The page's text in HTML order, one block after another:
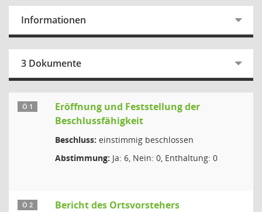
Informationen
3 Dokumente
Ö 1
Eröffnung und Feststellung der
Beschlussfähigkeit
Beschluss: einstimmig beschlossen
Abstimmung: Ja: 6, Nein: 0, Enthaltung: 0
Ö 2 Bericht des Ortsvorstehers